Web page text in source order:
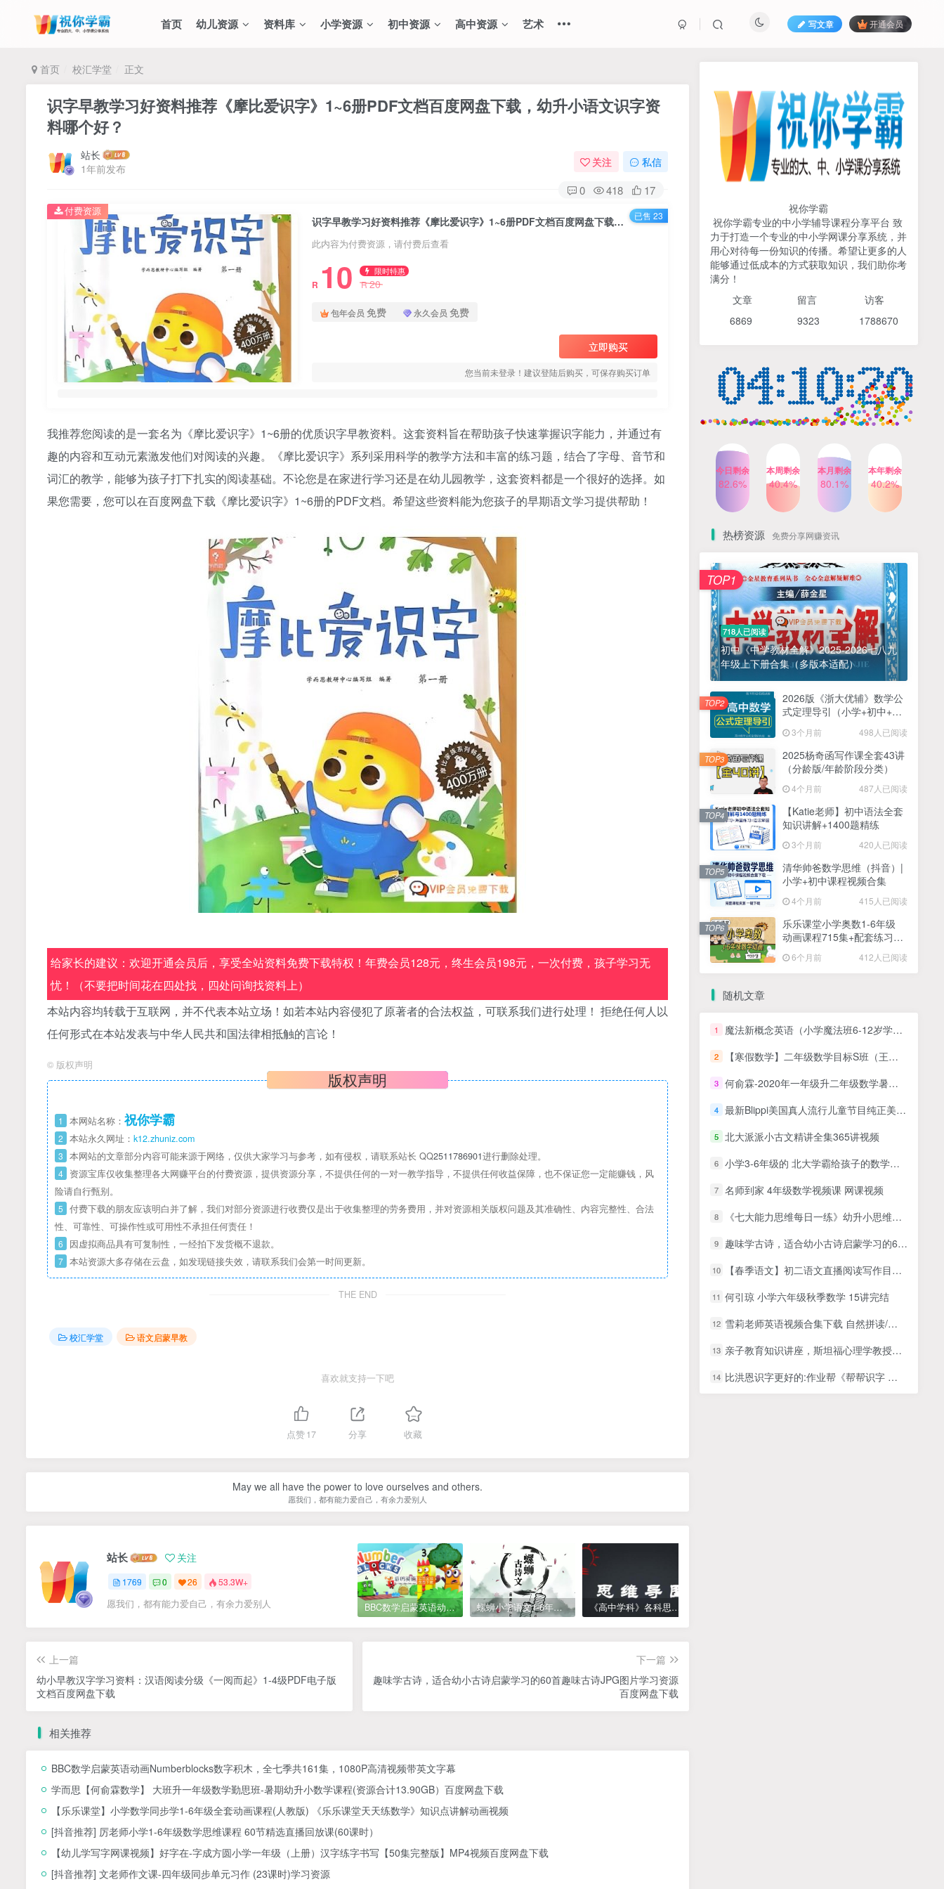
首页 幼儿资源 资料库 小学资源 初中资源 高中资源 艺术 写文章 开通会员
首页 校汇学堂 正文
识字早教学习好资料推荐《摩比爱识字》1~6册PDF文档百度网盘下载，幼升小语文识字资
料哪个好？
站长
1年前发布
关注 私信
0 418 17
识字早教学习好资料推荐《摩比爱识字》1~6册PDF文档百度网盘下载，幼升小语文识字资料哪个好？
此内容为付费资源，请付费后查看
R 10 限时特惠
R20
包年会员 免费 永久会员 免费
立即购买
您当前未登录！建议登陆后购买，可保存购买订单
付费资源 已售 23
我推荐您阅读的是一套名为《摩比爱识字》1~6册的优质识字早教资料。这套资料旨在帮助孩子快速掌握识字能力，并通过有
趣的内容和互动元素激发他们对阅读的兴趣。《摩比爱识字》系列采用科学的教学方法和丰富的练习题，结合了字母、音节和
词汇的教学，能够为孩子打下扎实的阅读基础。不论您是在家进行学习还是在幼儿园教学，这套资料都是一个很好的选择。如
果您需要，您可以在百度网盘下载《摩比爱识字》1~6册的PDF文档。希望这些资料能为您孩子的早期语文学习提供帮助！
给家长的建议：欢迎开通会员后，享受全站资料免费下载特权！年费会员128元，终生会员198元，一次付费，孩子学习无
忧！（不要把时间花在四处找，四处问询找资料上）
本站内容均转载于互联网，并不代表本站立场！如若本站内容侵犯了原著者的合法权益，可联系我们进行处理！ 拒绝任何人以
任何形式在本站发表与中华人民共和国法律相抵触的言论！
© 版权声明
版权声明
1 本网站名称： 祝你学霸
2 本站永久网址： k12.zhuniz.com
3 本网站的文章部分内容可能来源于网络，仅供大家学习与参考，如有侵权，请联系站长 QQ2511786901进行删除处理。
4 资源宝库仅收集整理各大网赚平台的付费资源，提供资源分享，不提供任何的一对一教学指导，不提供任何收益保障，也不保证您一定能赚钱，风
险请自行甄别。
5 付费下载的朋友应该明白并了解，我们对部分资源进行收费仅是出于收集整理的劳务费用，并对资源相关版权问题及其准确性、内容完整性、合法
性、可靠性、可操作性或可用性不承担任何责任！
6 因虚拟商品具有可复制性，一经拍下发货概不退款。
7 本站资源大多存储在云盘，如发现链接失效，请联系我们会第一时间更新。
THE END
校汇学堂 语文启蒙早教
喜欢就支持一下吧
点赞17 分享 收藏
May we all have the power to love ourselves and others.
愿我们，都有能力爱自己，有余力爱别人
站长 关注
1769 0 26 53.3W+
愿我们，都有能力爱自己，有余力爱别人 BBC数学启蒙英语动画Numberblocks数字积木，全七季共161集，1080P高清视频带英文字幕 螺蛳小学语文1-6年级《小学古诗文》课程视频 《高中学科》各科思维导图
上一篇
幼小早教汉字学习资料：汉语阅读分级《一阅而起》1-4级PDF电子版
文档百度网盘下载
下一篇
趣味学古诗，适合幼小古诗启蒙学习的60首趣味古诗JPG图片学习资源
百度网盘下载
相关推荐
BBC数学启蒙英语动画Numberblocks数字积木，全七季共161集，1080P高清视频带英文字幕
学而思【何俞霖数学】 大班升一年级数学勤思班-暑期幼升小数学课程(资源合计13.90GB）百度网盘下载
【乐乐课堂】小学数学同步学1-6年级全套动画课程(人教版) 《乐乐课堂天天练数学》知识点讲解动画视频
[抖音推荐] 厉老师小学1-6年级数学思维课程 60节精选直播回放课(60课时）
【幼儿学写字网课视频】好字在-字成方圆小学一年级（上册）汉字练字书写【50集完整版】MP4视频百度网盘下载
[抖音推荐] 文老师作文课-四年级同步单元习作 (23课时)学习资源
718人已阅读
初中《中学教材全解》2025-2026七八九
TOP1
2026版《浙大优辅》数学公
式定理导引（小学+初中+高
中全套）PDF
3个月前 498人已阅读
TOP2
（分龄版/年龄阶段分类）
4个月前 487人已阅读
3个月前 420人已阅读
清华帅爸数学思维（抖音）|
小学+初中课程视频合集
乐乐课堂小学奥数1-6年级
动画课程715集+配套练习册
高清PDF
6个月前 412人已阅读
TOP6
祝你学霸
祝你学霸专业的中小学辅导课程分享平台 致
力于打造一个专业的中小学网课分享系统，并
用心对待每一份知识的传播。希望让更多的人
能够通过低成本的方式获取知识，我们助你考
满分！
文章 留言 访客
6869 9323 1788670
今日剩余
82.6%
本周剩余
40.4%
本月剩余
80.1%
本年剩余
40.2%
热榜资源 免费分享网赚资讯
718人已阅读
初中《中学教材全解》2025-2026七八九
年级上下册合集（多版本适配）
TOP1
2026版《浙大优辅》数学公
式定理导引（小学+初中+高
3个月前 498人已阅读
TOP2
2025杨奇函写作课全套43讲
（分龄版/年龄阶段分类）
4个月前 487人已阅读
TOP3
【Katie老师】初中语法全套
知识讲解+1400题精练
3个月前 420人已阅读
TOP4
清华帅爸数学思维（抖音）|
小学+初中课程视频合集
4个月前 415人已阅读
TOP5
乐乐课堂小学奥数1-6年级
动画课程715集+配套练习册
6个月前 412人已阅读
TOP6
随机文章
1 魔法新概念英语（小学魔法班6-12岁学习）入门级[随到随学班]完结
2 【寒假数学】二年级数学目标S班（王金宝）
3 何俞霖-2020年一年级升二年级数学暑期培训班
4 最新Blippi美国真人流行儿童节目纯正美式英语启蒙学习，892集+，1080P高清视频带英文字幕，百度网盘下载！
5 北大派派小古文精讲全集365讲视频
6 小学3-6年级的 北大学霸给孩子的数学思维课，“傲德老师”让你的孩子成绩飞起来
7 名师到家 4年级数学视频课 网课视频
8 《七大能力思维每日一练》幼升小思维练习共80个PDF 百度网盘下载
9 趣味学古诗，适合幼小古诗启蒙学习的60首趣味古诗JPG图片学习资源百度网盘下载
10 【春季语文】初二语文直播阅读写作目标班陆杰峰【5】
11 何引琼 小学六年级秋季数学 15讲完结
12 雪莉老师英语视频合集下载 自然拼读/初级语法/新概念
13 亲子教育知识讲座，斯坦福心理学教授，认识依恋关系35讲
14 比洪恩识字更好的:作业帮《帮帮识字 》幼小启蒙汉字识字资料PDF电子版文档百度网盘下载